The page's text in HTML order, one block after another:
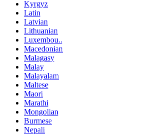
Kyrgyz
Latin
Latvian
Lithuanian
Luxembou..
Macedonian
Malagasy
Malay
Malayalam
Maltese
Maori
Marathi
Mongolian
Burmese
Nepali